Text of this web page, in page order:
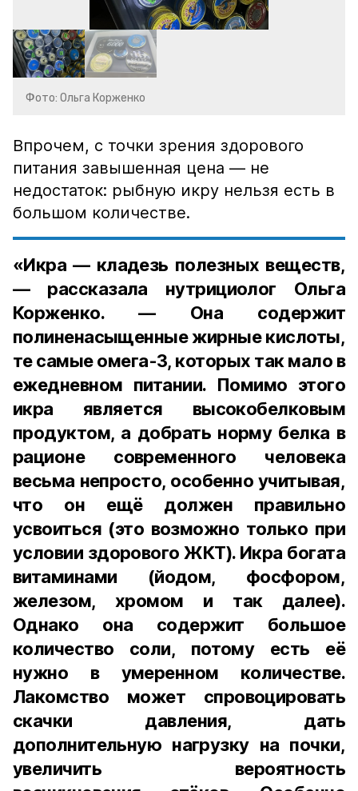
Фото: Ольга Корженко
Впрочем, с точки зрения здорового
питания завышенная цена — не
недостаток: рыбную икру нельзя есть в
большом количестве.
«Икра — кладезь полезных веществ,
— рассказала нутрициолог Ольга
Корженко. — Она содержит
полиненасыщенные жирные кислоты,
те самые омега-3, которых так мало в
ежедневном питании. Помимо этого
икра является высокобелковым
продуктом, а добрать норму белка в
рационе современного человека
весьма непросто, особенно учитывая,
что он ещё должен правильно
усвоиться (это возможно только при
условии здорового ЖКТ). Икра богата
витаминами (йодом, фосфором,
железом, хромом и так далее).
Однако она содержит большое
количество соли, потому есть её
нужно в умеренном количестве.
Лакомство может спровоцировать
скачки давления, дать
дополнительную нагрузку на почки,
увеличить вероятность